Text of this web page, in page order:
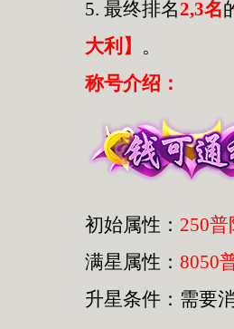
5. 最终排名2,3名
大利】 。
称号介绍：
初始属性： 250
满星属性： 8050
升星条件：需要